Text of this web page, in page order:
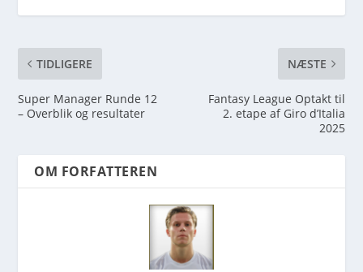
TIDLIGERE
Super Manager Runde 12
– Overblik og resultater
NÆSTE
Fantasy League Optakt til
2. etape af Giro d’Italia
2025
OM FORFATTEREN